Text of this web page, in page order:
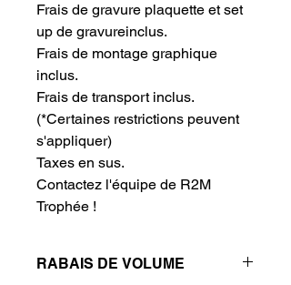
Frais de gravure plaquette et set
up de gravureinclus.
Frais de montage graphique
inclus.
Frais de transport inclus.
(*Certaines restrictions peuvent
s'appliquer)
Taxes en sus.
Contactez l'équipe de R2M
Trophée !
RABAIS DE VOLUME